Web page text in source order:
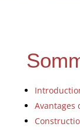
Avantages